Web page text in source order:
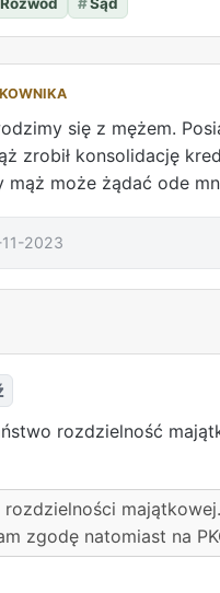
się z mężem.
zrobił konsolidację
mąż może żądać ode
2023
rozdzielność
rozdzielności
zgodę natomiast na